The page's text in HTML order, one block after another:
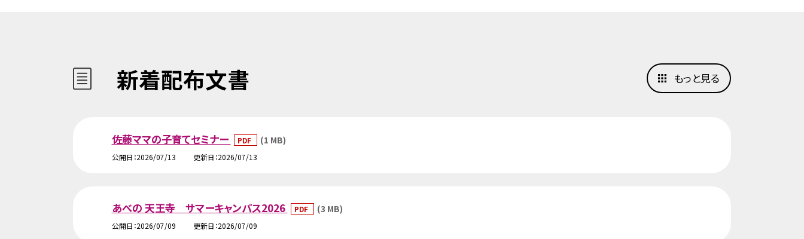
新着配布文書
佐藤ママの子育てセミナー PDF (1 MB)
公開日 2026/07/13 更新日 2026/07/13
あべの 天王寺 サマーキャンパス2026 PDF (3 MB)
公開日 2026/07/09 更新日 2026/07/09
もっと見る